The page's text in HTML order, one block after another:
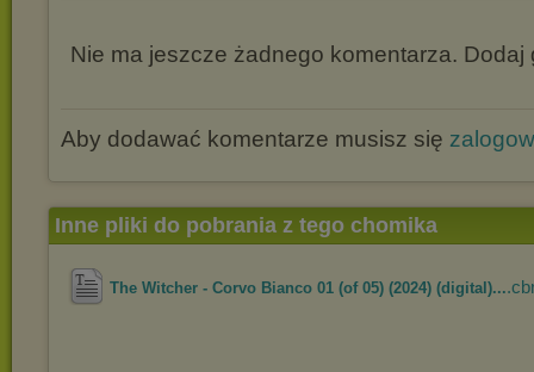
Nie ma jeszcze żadnego komentarza. Dodaj
Aby dodawać komentarze musisz się
Inne pliki do pobrania z tego chomika
The Witcher - Corvo Bianco 01 (of 05) (2024) (digital)...